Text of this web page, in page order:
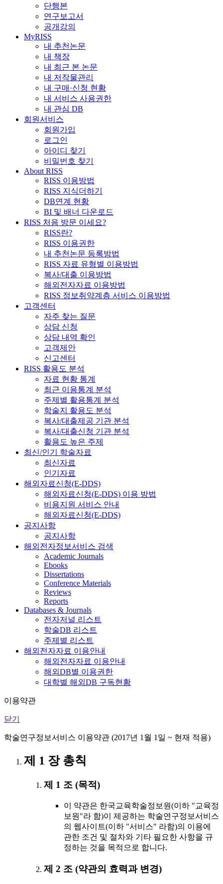
단행본
연구보고서
공개강의
MyRISS
내 추천논문
내 책장
내 최근 본 논문
내 저작물관리
내 구매·신청 현황
내 서비스 사용권한
내 관심 DB
회원서비스
회원가입
로그인
아이디 찾기
비밀번호 찾기
About RISS
RISS 이용방법
RISS 지식더하기
DB연계 현황
BI 및 배너 다운로드
RISS 처음 방문 이세요?
RISS란?
RISS 이용권한
내 추천논문 등록방법
RISS 자료 유형별 이용방법
복사/대출 이용방법
해외전자자료 이용방법
RISS 정보취약계층 서비스 이용방법
고객센터
자주 찾는 질문
상담 신청
상담 내역 확인
고객제안
신고센터
RISS 활용도 분석
자료 현황 통계
최근 이용통계 분석
주제별 활용통계 분석
학술지 활용도 분석
복사/대출제공 기관 분석
복사/대출신청 기관 분석
활용도 높은 주제
최신/인기 학술자료
최신자료
인기자료
해외자료신청(E-DDS)
해외자료신청(E-DDS) 이용 방법
비용지원 서비스 안내
해외자료신청(E-DDS)
공지사항
공지사항
해외전자정보서비스 검색
Academic Journals
Ebooks
Dissertations
Conference Materials
Reviews
Reports
Databases & Journals
전자저널 리스트
학술DB 리스트
주제별 리스트
해외전자자료 이용안내
해외전자자료 이용안내
해외DB별 이용권한
대학별 해외DB 구독현황
이용약관
닫기
학술연구정보서비스 이용약관 (2017년 1월 1일 ~ 현재 적용)
제 1 장 총칙
제 1 조 (목적)
이 약관은 한국교육학술정보원(이하 "교육정
보원"라 함)이 제공하는 학술연구정보서비스
의 웹사이트(이하 "서비스" 라함)의 이용에
관한 조건 및 절차와 기타 필요한 사항을 규
정하는 것을 목적으로 합니다.
제 2 조 (약관의 효력과 변경)